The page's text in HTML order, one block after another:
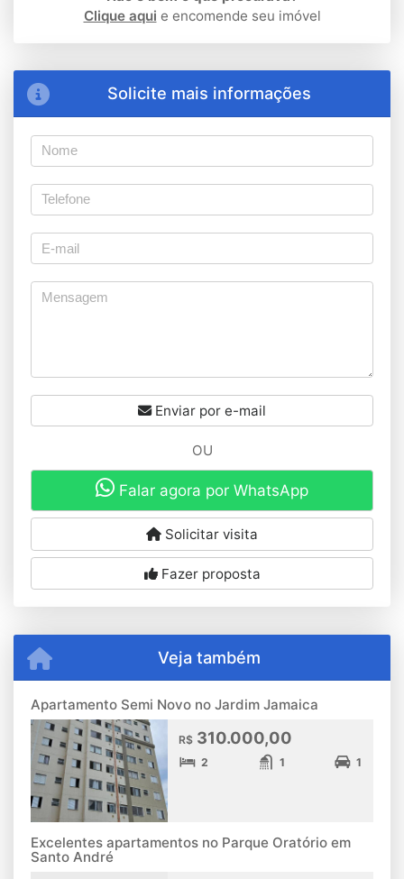
Clique aqui e encomende seu imóvel
Solicite mais informações
Enviar por e-mail
OU
Falar agora por WhatsApp
Solicitar visita
Fazer proposta
Veja também
Apartamento Semi Novo no Jardim Jamaica
R$ 310.000,00
2 1 1
Excelentes apartamentos no Parque Oratório em
Santo André